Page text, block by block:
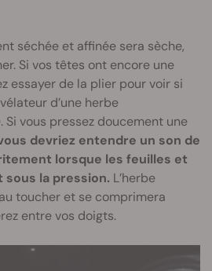
séchée et affinée sera sèche,
Si vos têtes ont encore une
essayer de la plier pour voir si
d’une herbe
vous pressez doucement une
devriez entendre un son de
lorsque les feuilles et
sous la pression. L’herbe
toucher et se comprimera
entre vos doigts.